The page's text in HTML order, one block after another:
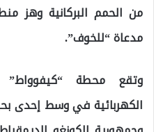
من الحمم البركانية وهز
مدعاة “للخوف”.
الكهربائية في وسط إحدى